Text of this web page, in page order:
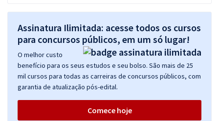
Assinatura Ilimitada: acesse todos os cursos
para concursos públicos, em um só lugar!
O melhor custo
benefício para os seus estudos e seu bolso. São mais de 25
mil cursos para todas as carreiras de concursos públicos, com
garantia de atualização pós-edital.
Comece hoje